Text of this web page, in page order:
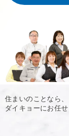
住まいのことなら
ダイキョーにお任せ